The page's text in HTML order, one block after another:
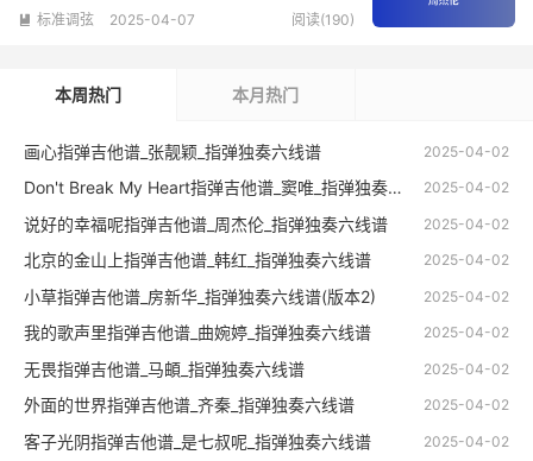
 标准调弦 2025-04-07 阅读(190)
本周热门 本月热门
2025-04-02
画心指弹吉他谱_张靓颖_指弹独奏六线谱
2025-04-02
Don't Break My Heart指弹吉他谱_窦唯_指弹独奏六线谱
2025-04-02
说好的幸福呢指弹吉他谱_周杰伦_指弹独奏六线谱
2025-04-02
北京的金山上指弹吉他谱_韩红_指弹独奏六线谱
2025-04-02
小草指弹吉他谱_房新华_指弹独奏六线谱(版本2)
2025-04-02
我的歌声里指弹吉他谱_曲婉婷_指弹独奏六线谱
2025-04-02
无畏指弹吉他谱_马頔_指弹独奏六线谱
2025-04-02
外面的世界指弹吉他谱_齐秦_指弹独奏六线谱
2025-04-02
客子光阴指弹吉他谱_是七叔呢_指弹独奏六线谱